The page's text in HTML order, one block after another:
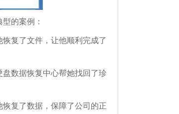
的案例：
复了文件，让他顺利完成了
数据恢复中心帮她找回了珍
复了数据，保障了公司的正